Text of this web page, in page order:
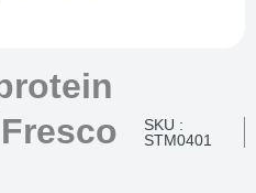
SKU :
STM0401